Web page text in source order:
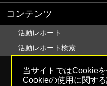
当サイトではCookieを
Cookieの使用に関する
コンテンツ
活動レポート
活動レポート検索
Copyright © 2005 NPO